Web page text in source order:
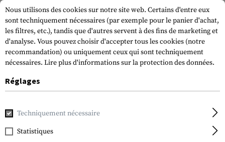
CRKT
M16-14ZLEK Folder
Nous utilisons des cookies sur notre site web. Certains d'entre eux
sont techniquement nécessaires (par exemple pour le panier d'achat,
les filtres, etc.), tandis que d'autres servent à des fins de marketing et
d'analyse. Vous pouvez choisir d'accepter tous les cookies (notre
recommandation) ou uniquement ceux qui sont techniquement
nécessaires. Lire plus d'informations sur la protection des données.
Réglages
Techniquement nécessaire
Statistiques